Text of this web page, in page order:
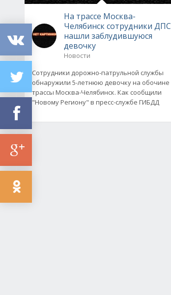
На трассе Москва-
Челябинск сотрудники ДПС
нашли заблудившуюся
девочку
Новости
Сотрудники дорожно-патрульной службы
обнаружили 5-летнюю девочку на обочине
трассы Москва-Челябинск. Как сообщили
"Новому Региону" в пресс-службе ГИБДД